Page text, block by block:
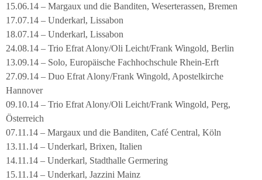
15.06.14 – Margaux und die Banditen, Weserterassen, Bremen
17.07.14 – Underkarl, Lissabon
18.07.14 – Underkarl, Lissabon
24.08.14 – Trio Efrat Alony/Oli Leicht/Frank Wingold, Berlin
13.09.14 – Solo, Europäische Fachhochschule Rhein-Erft
27.09.14 – Duo Efrat Alony/Frank Wingold, Apostelkirche
Hannover
09.10.14 – Trio Efrat Alony/Oli Leicht/Frank Wingold, Perg,
Österreich
07.11.14 – Margaux und die Banditen, Café Central, Köln
13.11.14 – Underkarl, Brixen, Italien
14.11.14 – Underkarl, Stadthalle Germering
15.11.14 – Underkarl, Jazzini Mainz